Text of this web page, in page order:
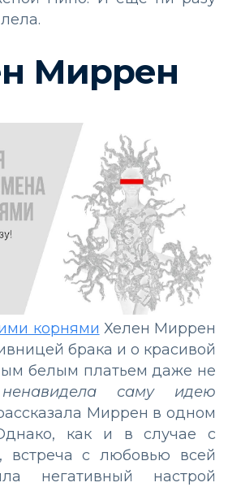
Миррен
корнями Хелен Миррен
брака и о красивой
белым платьем даже не
саму идею
Миррен в одном
как и в случае с
встреча с любовью всей
негативный настрой